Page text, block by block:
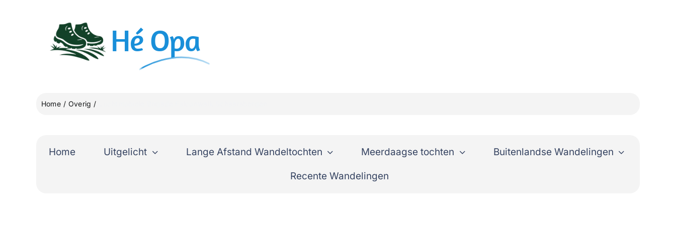
Hé Opa
Home Overig
Home Uitgelicht Lange Afstand Wandeltochten Meerdaagse tochten Buitenlandse Wandelingen
Recente Wandelingen